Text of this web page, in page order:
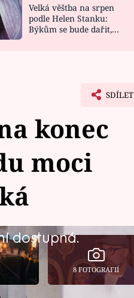
Velká věštba na srpen
podle Helen Stanku:
Býkům se bude dařit,
SDÍLET
konec
moci
dostupná.
8 FOTOGRAFIÍ